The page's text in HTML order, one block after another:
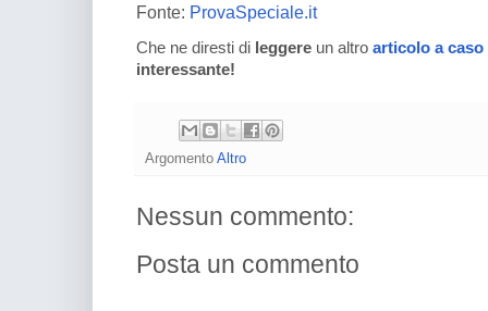
Fonte: ProvaSpeciale.it
Che ne diresti di leggere un altro articolo a caso
interessante!
Argomento Altro
Nessun commento:
Posta un commento